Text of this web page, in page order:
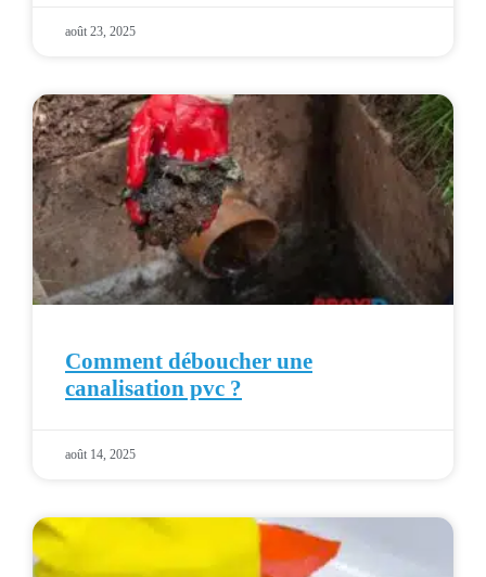
août 23, 2025
Comment déboucher une
canalisation pvc ?
août 14, 2025